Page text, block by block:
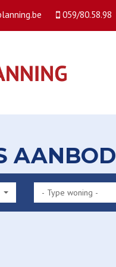
059/80.58.98
AANBOD
- Type woning -